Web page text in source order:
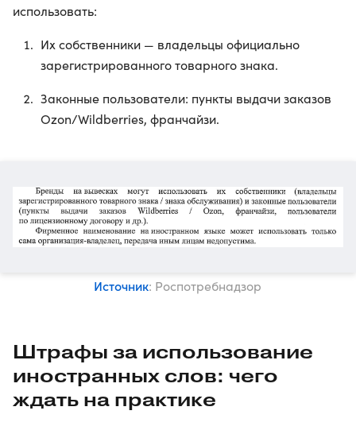
использовать:
Их собственники — владельцы официально
зарегистрированного товарного знака.
Законные пользователи: пункты выдачи заказов
Ozon/Wildberries, франчайзи.
Источник: Роспотребнадзор
Штрафы за использование
иностранных слов: чего
ждать на практике